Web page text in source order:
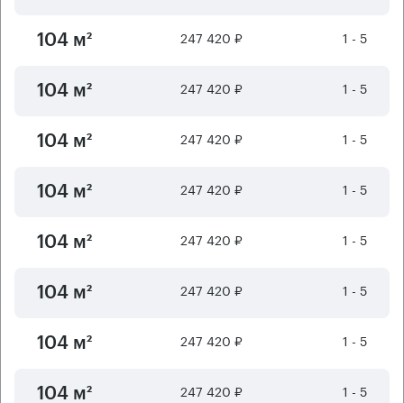
104 м² 247 420 ₽ 1 - 5
104 м² 247 420 ₽ 1 - 5
104 м² 247 420 ₽ 1 - 5
104 м² 247 420 ₽ 1 - 5
104 м² 247 420 ₽ 1 - 5
104 м² 247 420 ₽ 1 - 5
104 м² 247 420 ₽ 1 - 5
104 м² 247 420 ₽ 1 - 5